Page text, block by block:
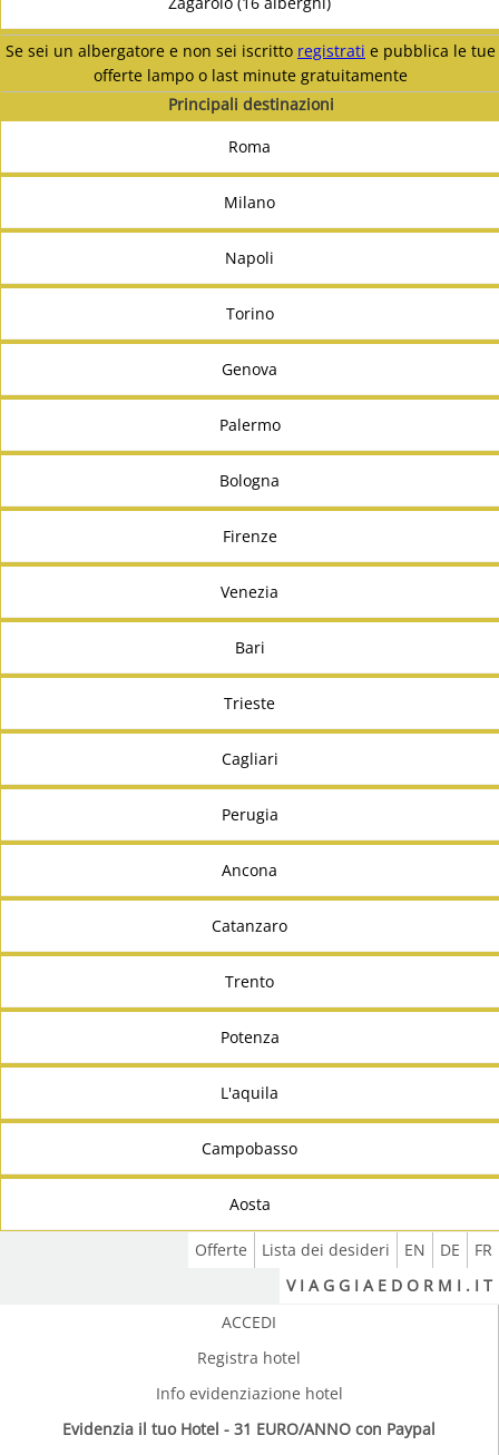
Se sei un albergatore e non sei iscritto registrati e pubblica le tue
offerte lampo o last minute gratuitamente
Principali destinazioni
Roma
Milano
Napoli
Torino
Genova
Palermo
Bologna
Firenze
Venezia
Bari
Trieste
Cagliari
Perugia
Ancona
Catanzaro
Trento
Potenza
L'aquila
Campobasso
Aosta
FR
DE
EN
Lista dei desideri
Offerte
V I A G G I A E D O R M I . I T
ACCEDI
Registra hotel
Info evidenziazione hotel
Evidenzia il tuo Hotel - 31 EURO/ANNO con Paypal